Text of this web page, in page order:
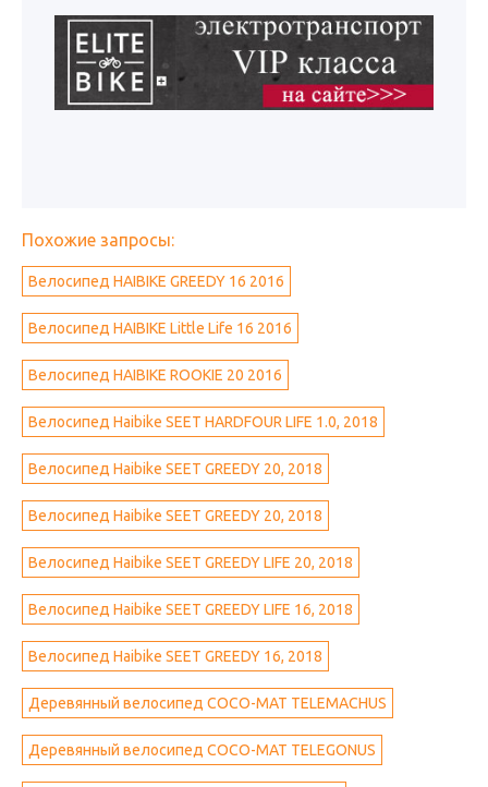
Похожие запросы:
Велосипед HAIBIKE GREEDY 16 2016
Велосипед HAIBIKE Little Life 16 2016
Велосипед HAIBIKE ROOKIE 20 2016
Велосипед Haibike SEET HARDFOUR LIFE 1.0, 2018
Велосипед Haibike SEET GREEDY 20, 2018
Велосипед Haibike SEET GREEDY 20, 2018
Велосипед Haibike SEET GREEDY LIFE 20, 2018
Велосипед Haibike SEET GREEDY LIFE 16, 2018
Велосипед Haibike SEET GREEDY 16, 2018
Деревянный велосипед COCO-MAT TELEMACHUS
Деревянный велосипед COCO-MAT TELEGONUS